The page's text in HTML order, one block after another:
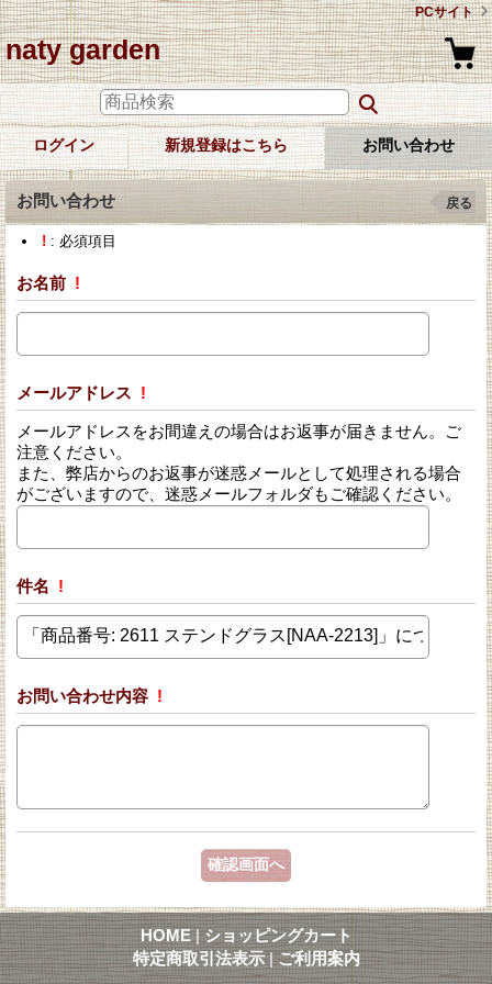
PCサイト
naty garden
ログイン 新規登録はこちら お問い合わせ
お問い合わせ 戻る
! : 必須項目
お名前 !
メールアドレス !
メールアドレスをお間違えの場合はお返事が届きません。ご
注意ください。
また、弊店からのお返事が迷惑メールとして処理される場合
がございますので、迷惑メールフォルダもご確認ください。
件名 !
お問い合わせ内容 !
HOME | ショッピングカート
特定商取引法表示 | ご利用案内